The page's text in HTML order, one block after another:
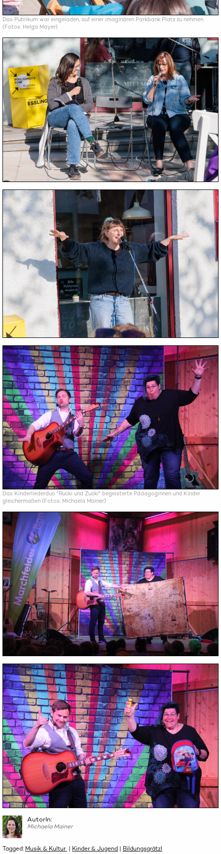
Das Publikum war eingeladen, auf einer imaginären Parkbank Platz zu nehmen
(Fotos: Helga Mayer)
Das Kinderliederduo "Rucki und Zucki" begeisterte Pädagoginnen und Kinder
gleichermaßen (Fotos: Michaela Mainer)
AutorIn:
Michaela Mainer
Tagged: Musik & Kultur | Kinder & Jugend | Bildungsgrätzl